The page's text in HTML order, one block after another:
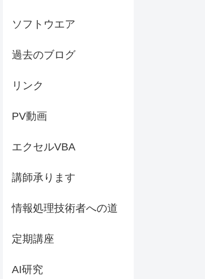
ソフトウエア
過去のブログ
リンク
PV動画
エクセルVBA
講師承ります
情報処理技術者への道
定期講座
AI研究